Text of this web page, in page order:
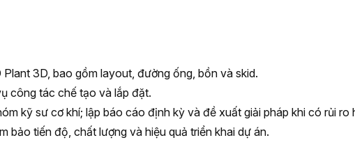
3D, bao gồm layout, đường ống, bồn và skid.
công tác chế tạo và lắp đặt.
kỹ sư cơ khí; lập báo cáo định kỳ và đề xuất giải pháp khi có rủi ro
bảo tiến độ, chất lượng và hiệu quả triển khai dự án.